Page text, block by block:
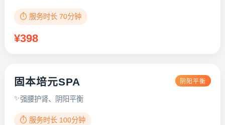
⏱️ 服务时长 70分钟
¥398
固本培元SPA 阴阳平衡
强腰护肾、阴阳平衡
⏱️ 服务时长 100分钟